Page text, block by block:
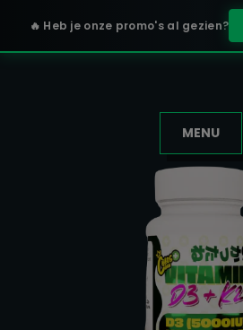
🔥 Heb je onze promo's al gezien?
MENU